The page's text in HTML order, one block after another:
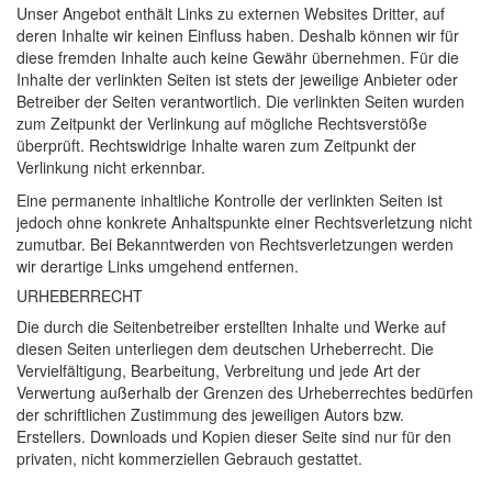
Unser Angebot enthält Links zu externen Websites Dritter, auf
deren Inhalte wir keinen Einfluss haben. Deshalb können wir für
diese fremden Inhalte auch keine Gewähr übernehmen. Für die
Inhalte der verlinkten Seiten ist stets der jeweilige Anbieter oder
Betreiber der Seiten verantwortlich. Die verlinkten Seiten wurden
zum Zeitpunkt der Verlinkung auf mögliche Rechtsverstöße
überprüft. Rechtswidrige Inhalte waren zum Zeitpunkt der
Verlinkung nicht erkennbar.
Eine permanente inhaltliche Kontrolle der verlinkten Seiten ist
jedoch ohne konkrete Anhaltspunkte einer Rechtsverletzung nicht
zumutbar. Bei Bekanntwerden von Rechtsverletzungen werden
wir derartige Links umgehend entfernen.
URHEBERRECHT
Die durch die Seitenbetreiber erstellten Inhalte und Werke auf
diesen Seiten unterliegen dem deutschen Urheberrecht. Die
Vervielfältigung, Bearbeitung, Verbreitung und jede Art der
Verwertung außerhalb der Grenzen des Urheberrechtes bedürfen
der schriftlichen Zustimmung des jeweiligen Autors bzw.
Erstellers. Downloads und Kopien dieser Seite sind nur für den
privaten, nicht kommerziellen Gebrauch gestattet.